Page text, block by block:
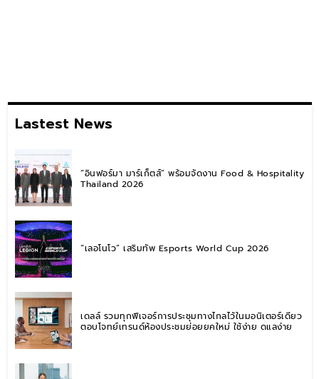
Lastest News
“อินฟอร์มา มาร์เก็ตส์” พร้อมจัดงาน Food & Hospitality
Thailand 2026
“เลอโนโว” เสริมทัพ Esports World Cup 2026
เดลล์ รวมทุกฟีเจอร์การประชุมทางไกลไว้ในมอนิเตอร์เดียว
ตอบโจทย์เทรนด์ห้องประชุมย่อยยุคใหม่ ใช้ง่าย ดูแลง่าย